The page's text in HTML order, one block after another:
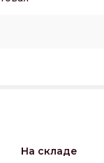
На складе